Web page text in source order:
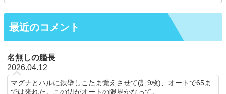
最近のコメント
名無しの艦長
2026.04.12
マグナとハルに鉄壁しこたま覚えさせて(計9枚)、オートで65ま
では来れた。この辺がオートの限界かなって。